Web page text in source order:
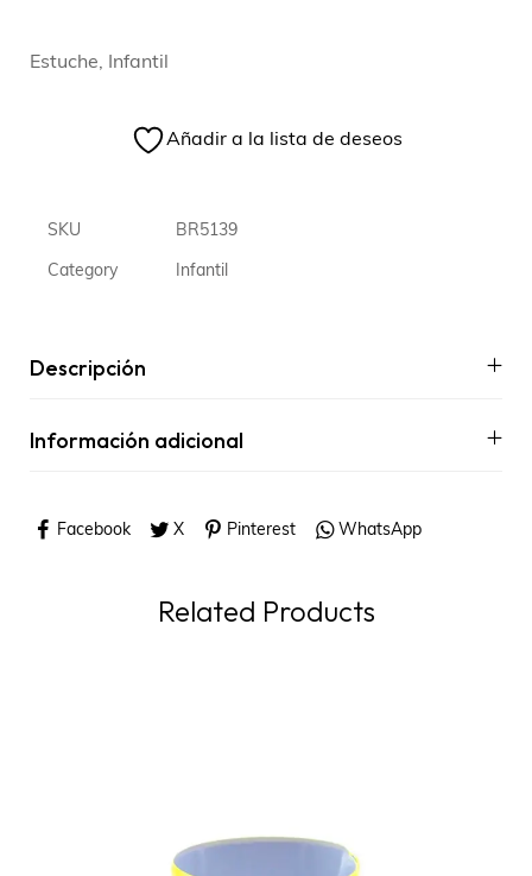
Estuche, Infantil
Añadir a la lista de deseos
SKU BR5139
Category Infantil
Descripción
Información adicional
Facebook X Pinterest WhatsApp
Related Products